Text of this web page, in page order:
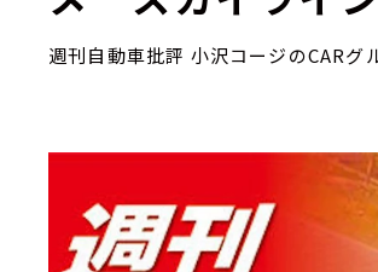
週刊自動車批評 小沢コージのCARグ